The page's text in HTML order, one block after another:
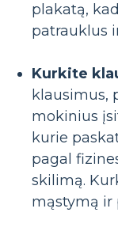
plakatą,
patrauklus
Kurkite
klausimus,
mokinius
kurie
pagal
skilimą.
mąstymą ir